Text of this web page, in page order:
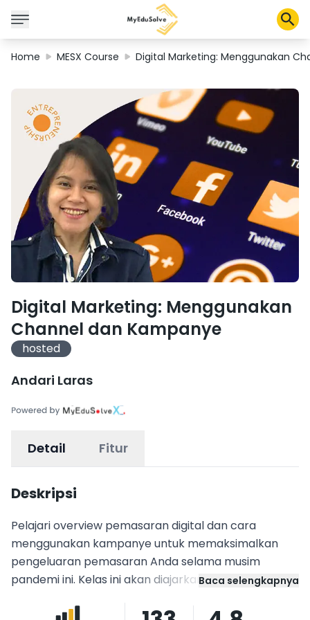
Sertifikasi
Program
Tentang Kami
Shop
Keranjang Saya
Profil
Home MESX Course Digital Marketing: Menggunakan
Digital Marketing: Menggunakan
Channel dan Kampanye
hosted
Andari Laras
Detail Fitur
Deskripsi
Pelajari ​overview p​emasaran digital dan cara
menggunakan kampanye untuk memaksimalkan
pengeluaran pemasaran Anda selama musim
pandemi ini. Kelas ini akan diajarkan oleh Andari
peserta bisa bekerja di Industri pemasaran atau
Baca selengkapnya